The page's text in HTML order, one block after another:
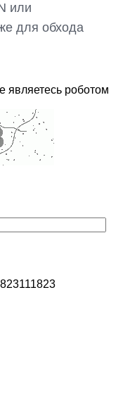
или
для обхода
являетесь роботом